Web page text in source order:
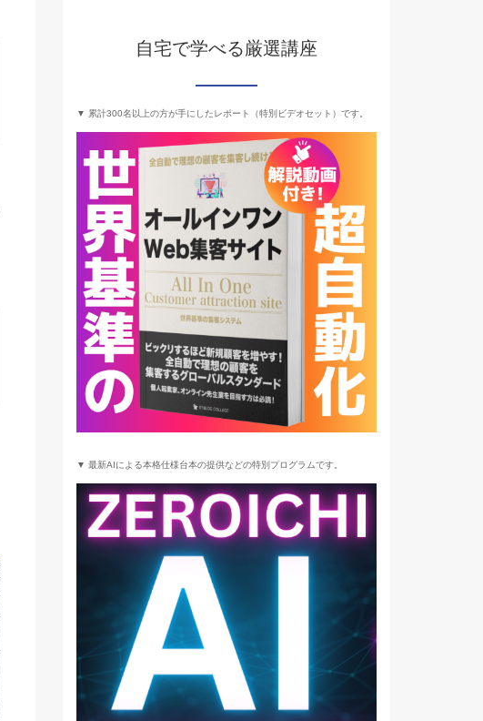
自宅で学べる厳選講座
▼ 累計300名以上の方が手にしたレポート（特別ビデオセット）です。
▼ 最新AIによる本格仕様台本の提供などの特別プログラムです。